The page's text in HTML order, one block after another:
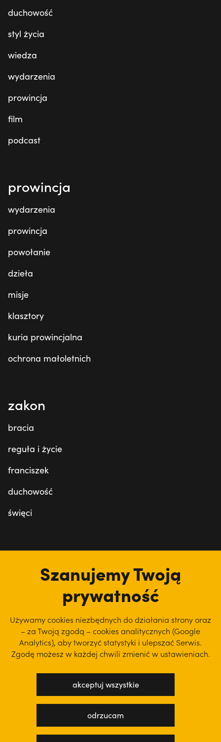
duchowość
styl życia
wiedza
wydarzenia
prowincja
film
podcast
prowincja
wydarzenia
prowincja
powołanie
dzieła
misje
klasztory
kuria prowincjalna
ochrona małoletnich
zakon
bracia
reguła i życie
franciszek
duchowość
święci
regulamin serwisu
Szanujemy Twoją
prywatność
Używamy cookies niezbędnych do działania strony oraz
– za Twoją zgodą – cookies analitycznych (Google
Analytics), abytworzyć statystyki i ulepszać Serwis.
Zgodę możesz w każdej chwili zmienić w ustawieniach.
akceptuj wszystkie
odrzucam